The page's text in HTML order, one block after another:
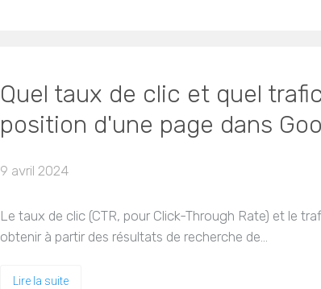
Quel taux de clic et quel
position d'une page dans
9 avril 2024
Le taux de clic (CTR, pour Click-Through Rate) et le
obtenir à partir des résultats de recherche de…
Lire la suite